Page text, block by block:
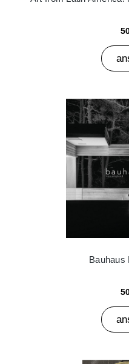
Bauhaus